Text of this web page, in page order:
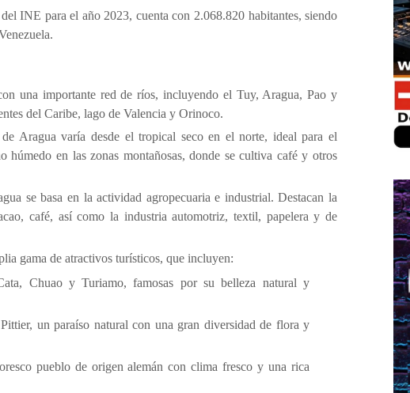
INE para el año 2023, cuenta con 2.068.820 habitantes, siendo
una importante red de ríos, incluyendo el Tuy, Aragua, Pao y
del Caribe, lago de Valencia y Orinoco.
Aragua varía desde el tropical seco en el norte, ideal para el
húmedo en las zonas montañosas, donde se cultiva café y otros
se basa en la actividad agropecuaria e industrial. Destacan la
café, así como la industria automotriz, textil, papelera y de
gama de atractivos turísticos, que incluyen:
Chuao y Turiamo, famosas por su belleza natural y
un paraíso natural con una gran diversidad de flora y
pueblo de origen alemán con clima fresco y una rica